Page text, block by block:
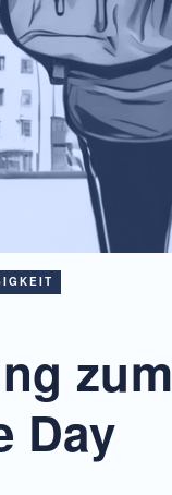
zum
Day